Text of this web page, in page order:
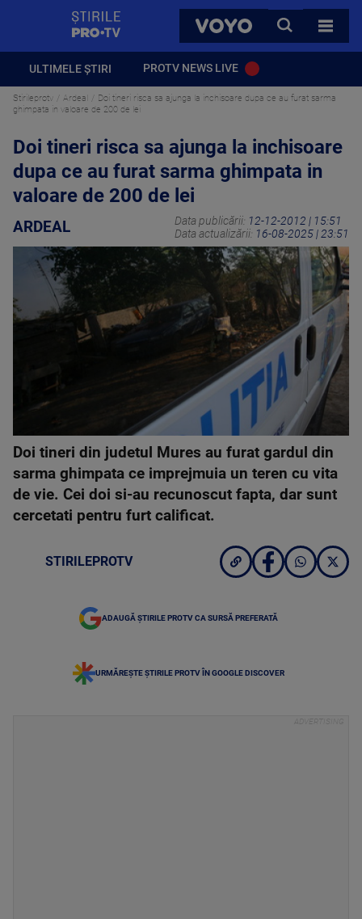
VOYO
CAUTA
TOATE
ULTIMELE ȘTIRI PROTV NEWS LIVE
Stirileprotv Ardeal
Doi tineri risca sa ajunga la inchisoare dupa ce au furat sarma
ghimpata in valoare de 200 de lei
Doi tineri risca sa ajunga la inchisoare
dupa ce au furat sarma ghimpata in
valoare de 200 de lei
ARDEAL Data publicării: 12-12-2012 | 15:51
Data actualizării: 16-08-2025 | 23:51
Doi tineri din judetul Mures au furat gardul din
sarma ghimpata ce imprejmuia un teren cu vita
de vie. Cei doi si-au recunoscut fapta, dar sunt
cercetati pentru furt calificat.
STIRILEPROTV
ADAUGĂ ȘTIRILE PROTV CA SURSĂ PREFERATĂ
URMĂREȘTE ȘTIRILE PROTV ÎN GOOGLE DISCOVER